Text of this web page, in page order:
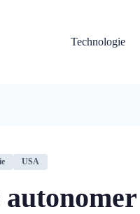
Technologie
USA